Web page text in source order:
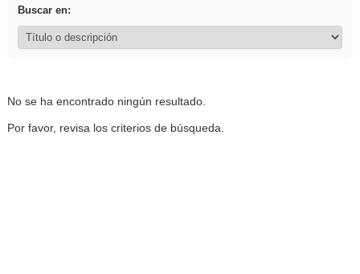
Buscar en:
No se ha encontrado ningún resultado.
Por favor, revisa los criterios de búsqueda.